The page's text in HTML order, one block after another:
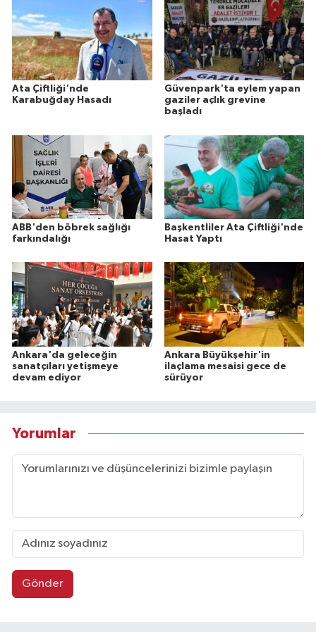
Ata Çiftliği'nde
Karabuğday Hasadı
Güvenpark'ta eylem yapan
gaziler açlık grevine
başladı
ABB'den böbrek sağlığı
farkındalığı
Başkentliler Ata Çiftliği'nde
Hasat Yaptı
Ankara'da geleceğin
sanatçıları yetişmeye
devam ediyor
Ankara Büyükşehir'in
ilaçlama mesaisi gece de
sürüyor
Yorumlar
Gönder